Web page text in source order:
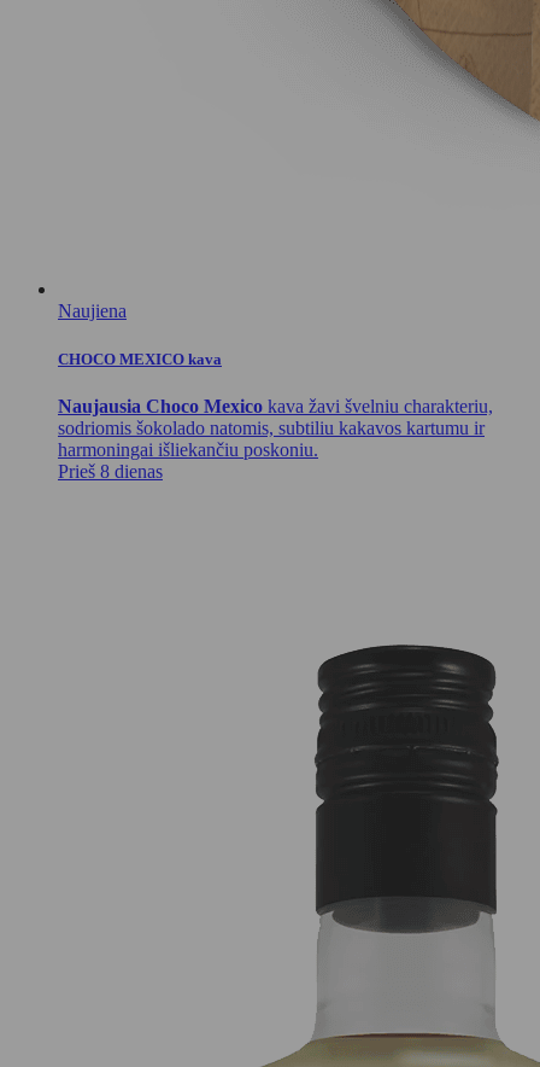
Naujiena
CHOCO MEXICO kava
Naujausia Choco Mexico kava žavi švelniu charakteriu,
sodriomis šokolado natomis, subtiliu kakavos kartumu ir
harmoningai išliekančiu poskoniu.
Prieš 8 dienas